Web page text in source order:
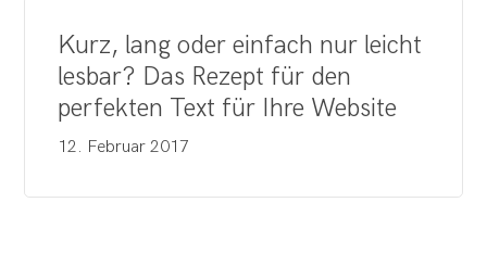
Kurz, lang oder einfach nur leicht
lesbar? Das Rezept für den
perfekten Text für Ihre Website
12. Februar 2017